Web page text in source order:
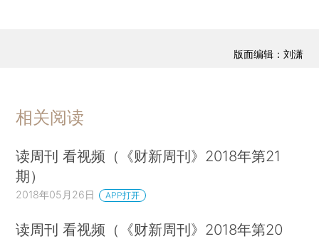
版面编辑：刘潇
相关阅读
读周刊 看视频（《财新周刊》2018年第21
期）
2018年05月26日 APP打开
读周刊 看视频（《财新周刊》2018年第20